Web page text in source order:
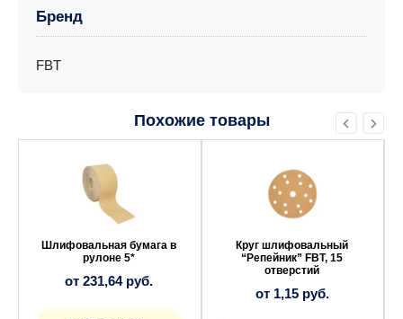
Бренд
FBT
Похожие товары
Шлифовальная бумага в
рулоне 5*
от231,64 руб.
несколько
выбрать
странице
товара.
Круг шлифовальный
“Репейник” FBT, 15
отверстий
от 1,15 руб.
несколько
вариаций.
выбрать
странице